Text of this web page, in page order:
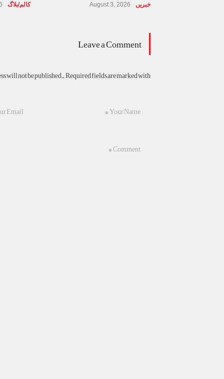
کالم/بلاگ خبریں August 3, 2026
Leave a Comment
will not be published. Required fields are marked with *